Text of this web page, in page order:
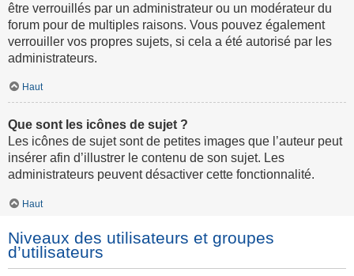
être verrouillés par un administrateur ou un modérateur du
forum pour de multiples raisons. Vous pouvez également
verrouiller vos propres sujets, si cela a été autorisé par les
administrateurs.
Haut
Que sont les icônes de sujet ?
Les icônes de sujet sont de petites images que l’auteur peut
insérer afin d’illustrer le contenu de son sujet. Les
administrateurs peuvent désactiver cette fonctionnalité.
Haut
Niveaux des utilisateurs et groupes
d’utilisateurs